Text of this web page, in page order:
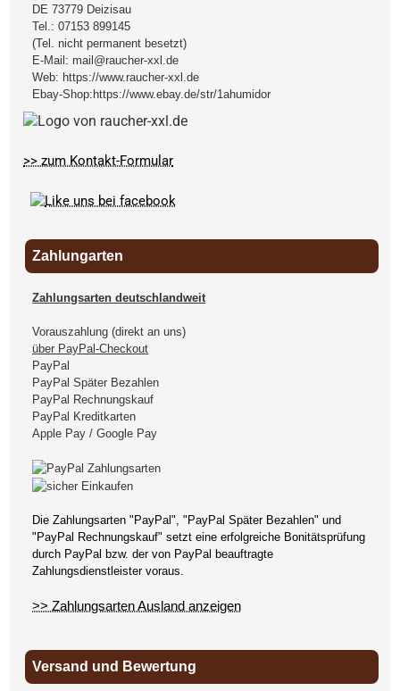
DE 73779 Deizisau
Tel.:07153 899145
(Tel. nicht permanent besetzt)
E-Mail: mail@raucher-xxl.de
Web: https://www.raucher-xxl.de
Ebay-Shop:https://www.ebay.de/str/1ahumidor
>> zum Kontakt-Formular
Zahlungarten
Zahlungsarten deutschlandweit
Vorauszahlung (direkt an uns)
über PayPal-Checkout
PayPal
PayPal Später Bezahlen
PayPal Rechnungskauf
PayPal Kreditkarten
Apple Pay / Google Pay
Die Zahlungsarten "PayPal", "PayPal Später Bezahlen" und
"PayPal Rechnungskauf" setzt eine erfolgreiche Bonitätsprüfung
durch PayPal bzw. der von PayPal beauftragte
Zahlungsdienstleister voraus.
>> Zahlungsarten Ausland anzeigen
Versand und Bewertung